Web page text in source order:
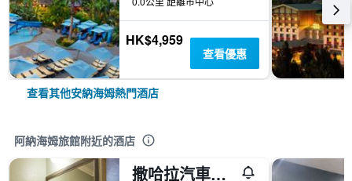
HK$4,959
查看優惠
查看其他安納海姆熱門酒店
阿納海姆旅館附近的酒店
撒哈拉汽車旅館